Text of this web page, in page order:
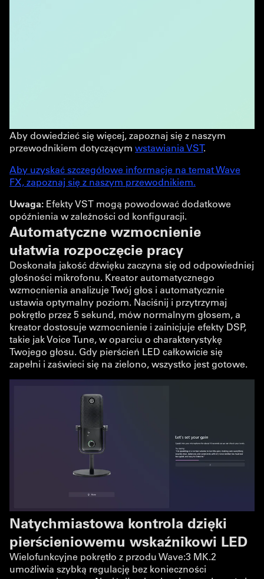
Aby dowiedzieć się więcej, zapoznaj się z naszym
przewodnikiem dotyczącym wstawiania VST.
Aby uzyskać szczegółowe informacje na temat Wave
FX, zapoznaj się z naszym przewodnikiem.
Uwaga: Efekty VST mogą powodować dodatkowe
opóźnienia w zależności od konfiguracji.
Automatyczne wzmocnienie
ułatwia rozpoczęcie pracy
Doskonała jakość dźwięku zaczyna się od odpowiedniej
głośności mikrofonu. Kreator automatycznego
wzmocnienia analizuje Twój głos i automatycznie
ustawia optymalny poziom. Naciśnij i przytrzymaj
pokrętło przez 5 sekund, mów normalnym głosem, a
kreator dostosuje wzmocnienie i zainicjuje efekty DSP,
takie jak Voice Tune, w oparciu o charakterystykę
Twojego głosu. Gdy pierścień LED całkowicie się
zapełni i zaświeci się na zielono, wszystko jest gotowe.
Natychmiastowa kontrola dzięki
pierścieniowemu wskaźnikowi LED
Wielofunkcyjne pokrętło z przodu Wave:3 MK.2
umożliwia szybką regulację bez konieczności